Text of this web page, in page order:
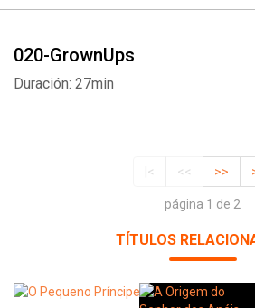
020-GrownUps
Duración: 27min
|< << >>
página 1 de 2
TÍTULOS